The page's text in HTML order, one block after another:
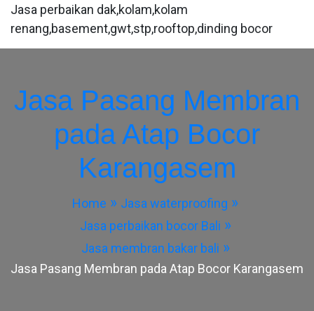
Jasa perbaikan dak,kolam,kolam
renang,basement,gwt,stp,rooftop,dinding bocor
Jasa Pasang Membran
pada Atap Bocor
Karangasem
Home
Jasa waterproofing
Jasa perbaikan bocor Bali
Jasa membran bakar bali
Jasa Pasang Membran pada Atap Bocor Karangasem